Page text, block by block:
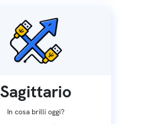
Sagittario
In cosa brilli oggi?